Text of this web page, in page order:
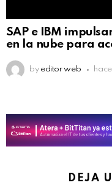
SAP e IBM
en la nube para
by editor web
DEJA